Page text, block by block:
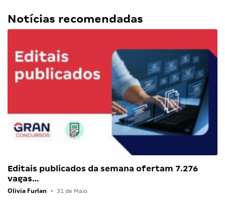
Notícias recomendadas
Editais publicados da semana ofertam 7.276
vagas…
Olivia Furlan • 31 de Maio